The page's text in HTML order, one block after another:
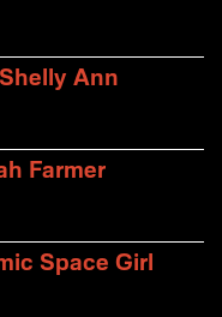
Ann
Farmer
Space Girl